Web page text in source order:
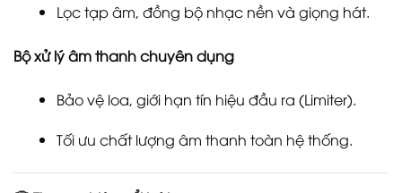
Lọc tạp âm, đồng bộ nhạc nền và giọng hát.
Bộ xử lý âm thanh chuyên dụng
Bảo vệ loa, giới hạn tín hiệu đầu ra (Limiter).
Tối ưu chất lượng âm thanh toàn hệ thống.